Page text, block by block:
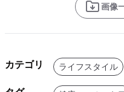
画像
カテゴリ ライフスタイル